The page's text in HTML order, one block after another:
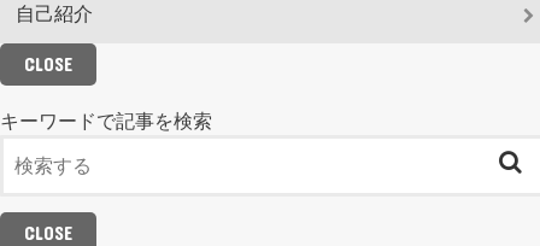
自己紹介
CLOSE
キーワードで記事を検索
CLOSE